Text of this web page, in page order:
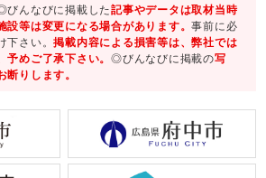
びんなびに掲載した記事やデータは取材当時
設等は変更になる場合があります。事前に必
下さい。掲載内容による損害等は、弊社では
予めご了承下さい。◎びんなびに掲載の写
りします。